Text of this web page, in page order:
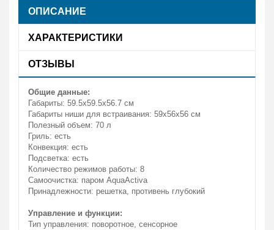
ОПИСАНИЕ
ХАРАКТЕРИСТИКИ
ОТЗЫВЫ
Общие данные:
Габариты: 59.5х59.5х56.7 см
Габариты ниши для встраивания: 59х56х56 см
Полезный объем: 70 л
Гриль: есть
Конвекция: есть
Подсветка: есть
Количество режимов работы: 8
Самоочистка: паром AquaActiva
Принадлежности: решетка, противень глубокий
Управление и функции:
Тип управления: поворотное, сенсорное